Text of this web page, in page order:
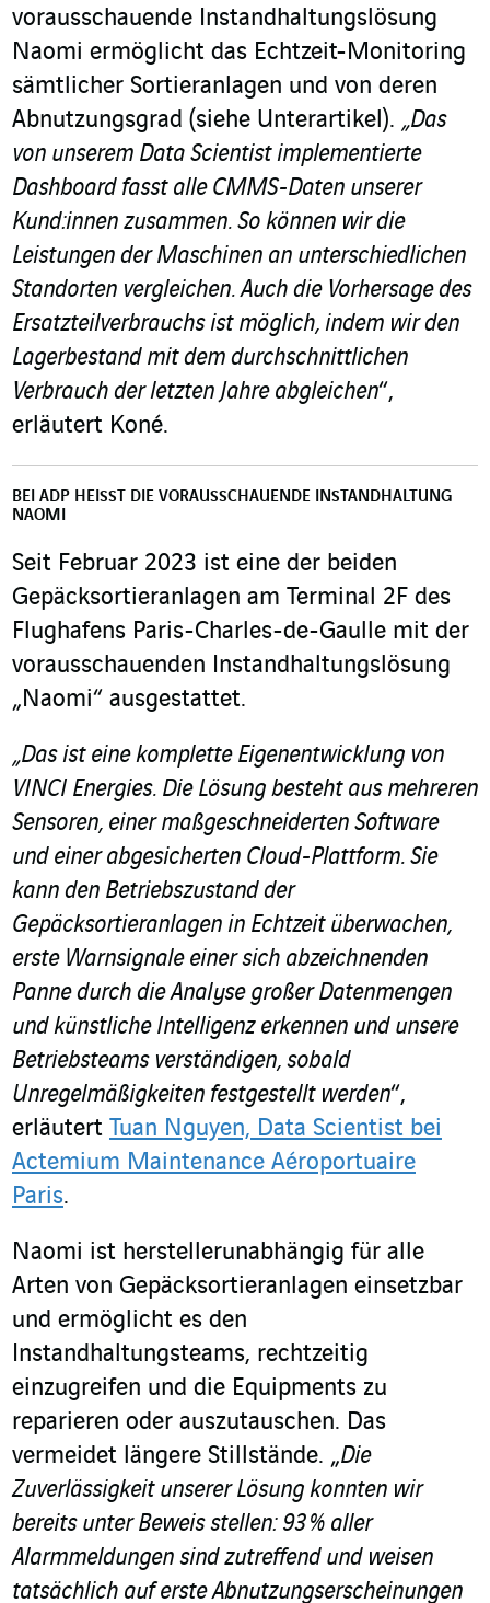
vorausschauende Instandhaltungslösung
Naomi ermöglicht das Echtzeit-Monitoring
sämtlicher Sortieranlagen und von deren
Abnutzungsgrad (siehe Unterartikel). „Das
von unserem Data Scientist implementierte
Dashboard fasst alle CMMS-Daten unserer
Kund:innen zusammen. So können wir die
Leistungen der Maschinen an unterschiedlichen
Standorten vergleichen. Auch die Vorhersage des
Ersatzteilverbrauchs ist möglich, indem wir den
Lagerbestand mit dem durchschnittlichen
Verbrauch der letzten Jahre abgleichen“,
erläutert Koné.
BEI ADP HEISST DIE VORAUSSCHAUENDE INSTANDHALTUNG N
AOMI
Seit Februar 2023 ist eine der beiden
Gepäcksortieranlagen am Terminal 2F des
Flughafens Paris-Charles-de-Gaulle mit der
vorausschauenden Instandhaltungslösung
„Naomi“ ausgestattet.
„Das ist eine komplette Eigenentwicklung von
VINCI Energies. Die Lösung besteht aus mehreren
Sensoren, einer maßgeschneiderten Software
und einer abgesicherten Cloud-Plattform. Sie
kann den Betriebszustand der
Gepäcksortieranlagen in Echtzeit überwachen,
erste Warnsignale einer sich abzeichnenden
Panne durch die Analyse großer Datenmengen
und künstliche Intelligenz erkennen und unsere
Betriebsteams verständigen, sobald
Unregelmäßigkeiten festgestellt werden“,
erläutert Tuan Nguyen, Data Scientist bei
Actemium Maintenance Aéroportuaire
Paris.
Naomi ist herstellerunabhängig für alle
Arten von Gepäcksortieranlagen einsetzbar
und ermöglicht es den
Instandhaltungsteams, rechtzeitig
einzugreifen und die Equipments zu
reparieren oder auszutauschen. Das
vermeidet längere Stillstände. „Die
Zuverlässigkeit unserer Lösung konnten wir
bereits unter Beweis stellen: 93 % aller
Alarmmeldungen sind zutreffend und weisen
tatsächlich auf erste Abnutzungserscheinungen